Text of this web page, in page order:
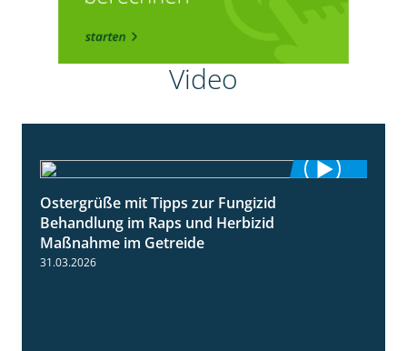
Video
Ostergrüße mit Tipps zur Fungizid
Behandlung im Raps und Herbizid
Maßnahme im Getreide
31.03.2026